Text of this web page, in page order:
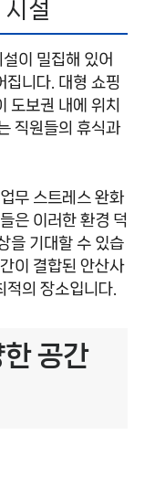
설
이 밀집해 있어
집니다. 대형 쇼핑
도보권 내에 위치
직원들의 휴식과
무 스트레스 완화
은 이러한 환경 덕
을 기대할 수 있습
이 결합된 안산사
의 장소입니다.
공간